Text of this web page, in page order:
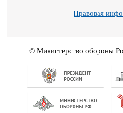
Правовая
© Министерство обороны